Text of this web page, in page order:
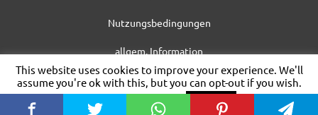
Nutzungsbedingungen
allgem. Information
WordPress-Theme: Dynamic News von ThemeZee.
This website uses cookies to improve your experience. We'll
assume you're ok with this, but you can opt-out if you wish.
Cookie settings
ACCEPT